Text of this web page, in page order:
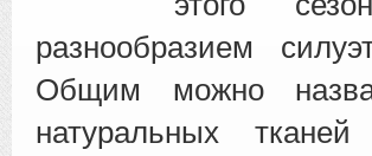
разнообразием
Общим можно
натуральных